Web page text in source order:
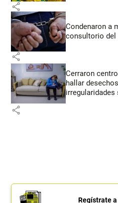
share
Condenaron a
consultorio del
share
Cerraron
hallar
irregularidades
share
Regístrate